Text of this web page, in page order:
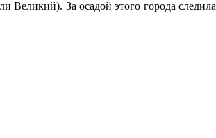
Великий). За осадой этого города следила